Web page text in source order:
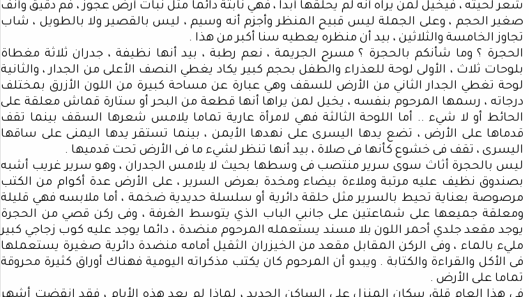
شعر لحيته ، فيخيل لمن يراه أنه لم يحلقها أبدا ، فهي نابتة دائما مثل نبات أرض عجوز ، فم دقيق وأنف
صغير الحجم ، وعلى الجملة ليس قبيح المنظر وأجزم أنه وسيم ، ليس بالقصير ولا بالطويل ، شاب
تجاوز الخامسة والثلاثين ، بيد أن منظره يعطيه سنا أكبر من هذا .
الحجرة ؟ وما شأنكم بالحجرة ؟ مسرح الجريمة ، نعم رطبة ، بيد أنها نظيفة ، جدران ثلاثة مغطاة
بلوحات ثلاث ، الأولى لوحة للعذراء والطفل بحجم كبير يكاد يغطي النصف الأعلى من الجدار ، والثانية
لوحة تغطي الجدار الثاني من الأرض للسقف وهي عبارة عن مساحة كبيرة من اللون الأزرق بمختلف
درجاته ، رسمها المرحوم بنفسه ، يخيل لمن يراها أنها قطعة من البحر أو ستارة قماش معلقة على
الحائط أو لا شيء .. أما اللوحة الثالثة فهي لامرأة عارية تماما يلامس شعرها السقف بينما تقف
قدماها على الأرض ، تضع يدها اليسرى على نهدها الأيمن ، بينما تستقر يدها اليمنى على ساقها
اليسرى ، تقف فى خشوع كأنها فى صلاة ، بيد أنها تنظر لشيء ما فى الأرض تحت قدميها .
ليس بالحجرة أثاث سوى سرير منتصب فى وسطها بحيث لا يلامس الجدران ، وهو سرير غريب أشبه
بصندوق نظيف عليه مرتبة وملاءة بيضاء ومخدة بعرض السرير ، على الأرض عدة أكوام من الكتب
مرصوصة بعناية تحيط بالسرير مثل حلقة دائرية أو سلسلة حديدية ضخمة ، أما ملابسه فهي قليلة
ومعلقة جميعها على شماعتين على جانبي الباب الذي يتوسط الغرفة ، وفى ركن قصي من الحجرة
يوجد مقعد جلدي أحمر اللون بلا مسند يستعمله المرحوم منضدة ، دائما يوجد عليه كوب زجاجي كبير
مليء بالماء ، وفى الركن المقابل مقعد من الخيزران الثقيل أمامه منضدة دائرية صغيرة يستعملها
فى الأكل والقراءة والكتابة . ويبدو أن المرحوم كان يكتب مذكراته اليومية فهناك أوراق كثيرة محروقة
تماما على الأرض .